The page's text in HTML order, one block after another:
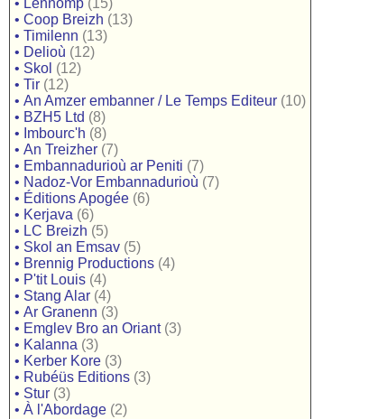
• Lennomp (15)
• Coop Breizh (13)
• Timilenn (13)
• Delioù (12)
• Skol (12)
• Tir (12)
• An Amzer embanner / Le Temps Editeur (10)
• BZH5 Ltd (8)
• Imbourc'h (8)
• An Treizher (7)
• Embannadurioù ar Peniti (7)
• Nadoz-Vor Embannadurioù (7)
• Éditions Apogée (6)
• Kerjava (6)
• LC Breizh (5)
• Skol an Emsav (5)
• Brennig Productions (4)
• P'tit Louis (4)
• Stang Alar (4)
• Ar Granenn (3)
• Emglev Bro an Oriant (3)
• Kalanna (3)
• Kerber Kore (3)
• Rubéüs Editions (3)
• Stur (3)
• À l'Abordage (2)